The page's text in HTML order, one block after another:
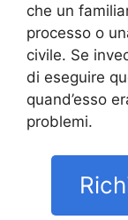
che un
processo o
civile. Se
di eseguire
quand’esso
problemi.